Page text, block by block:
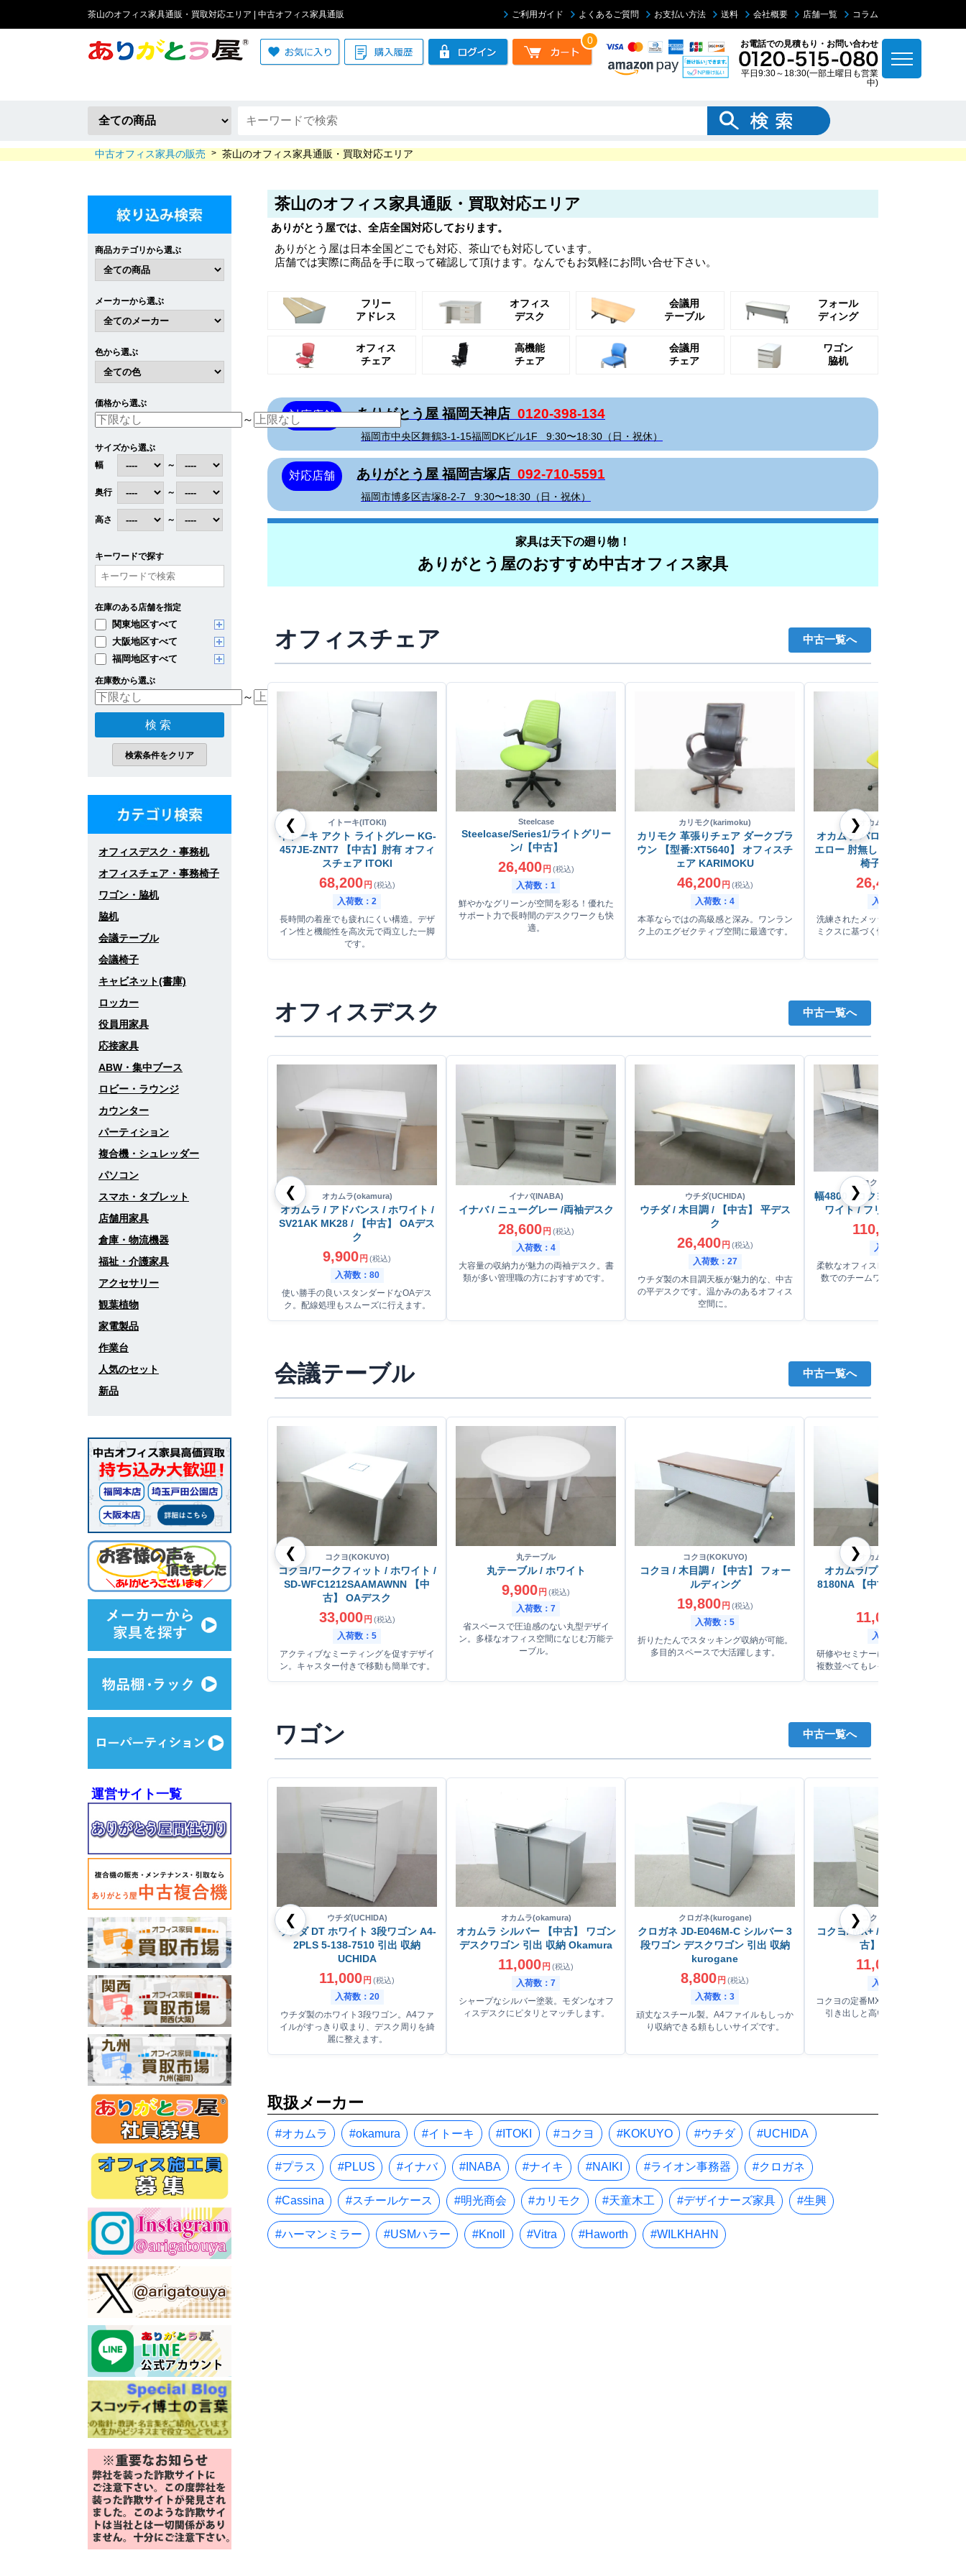
茶山のオフィス家具通販・買取対応エリア | 中古オフィス家具通販 ご利用ガイド よくあるご質問 お支払い方法 送料 会社概要 店舗一覧 コラム
0 お電話での見積もり・お問い合わせ
平日9:30～18:30(一部土曜日も営業
中)
中古オフィス家具の販売 > 茶山のオフィス家具通販・買取対応エリア
茶山のオフィス家具通販・買取対応エリア
ありがとう屋では、全店全国対応しております。
ありがとう屋は日本全国どこでも対応、茶山でも対応しています。
店舗では実際に商品を手に取って確認して頂けます。なんでもお気軽にお問い合せ下さい。
フリー
アドレス
オフィス
デスク
会議用
テーブル
フォール
ディング
オフィス
チェア
高機能
チェア
会議用
チェア
ワゴン
脇机
対応店舗 ありがとう屋 福岡天神店 0120-398-134
福岡市中央区舞鶴3-1-15福岡DKビル1F 9:30〜18:30（日・祝休）
対応店舗 ありがとう屋 福岡吉塚店 092-710-5591
福岡市博多区吉塚8-2-7 9:30〜18:30（日・祝休）
家具は天下の廻り物！
ありがとう屋のおすすめ中古オフィス家具
オフィスチェア 中古一覧へ
❮ ❯
イトーキ(ITOKI)
イトーキ アクト ライトグレー KG-
457JE-ZNT7 【中古】肘有 オフィ
スチェア ITOKI
68,200 円 (税込)
入荷数：2
長時間の着座でも疲れにくい構造。デザ
イン性と機能性を高次元で両立した一脚
です。
Steelcase
Steelcase/Series1/ライトグリー
ン/【中古】
26,400 円 (税込)
入荷数：1
鮮やかなグリーンが空間を彩る！優れた
サポート力で長時間のデスクワークも快
適。
カリモク(karimoku)
カリモク 革張りチェア ダークブラ
ウン 【型番:XT5640】 オフィスチ
ェア KARIMOKU
46,200 円 (税込)
入荷数：4
本革ならではの高級感と深み。ワンラン
ク上のエグゼクティブ空間に最適です。
オカムラ(okamura)
オカムラ バロン CP35DR-1366
エロー 肘無し オフィスチェア 事
椅子 Okamura
26,400
入荷数：16
洗練されたメッシュデザイン。エルゴ
ミクスに基づく快適な座り心地の定番
オフィスデスク 中古一覧へ
❮ ❯
オカムラ(okamura)
オカムラ / アドバンス / ホワイト /
SV21AK MK28 / 【中古】 OAデス
ク
9,900円 (税込)
入荷数：80
使い勝手の良いスタンダードなOAデス
ク。配線処理もスムーズに行えます。
イナバ(INABA)
イナバ / ニューグレー /両袖デスク
28,600円 (税込)
入荷数：4
大容量の収納力が魅力の両袖デスク。書
類が多い管理職の方におすすめです。
ウチダ(UCHIDA)
ウチダ / 木目調 / 【中古】 平デス
ク
26,400円 (税込)
入荷数：27
ウチダ製の木目調天板が魅力的な、中古
の平デスクです。温かみのあるオフィス
空間に。
コクヨ(KOKUYO)
幅4800 / コクヨ / ワークビスタ /
ワイト / フリーアドレスデスク
110,000
入荷数：2
柔軟なオフィスレイアウトを実現。多
数でのチームワークに適した大型デ
会議テーブル 中古一覧へ
❮ ❯
コクヨ(KOKUYO)
コクヨ/ワークフィット / ホワイト /
SD-WFC1212SAAMAWNN 【中
古】 OAデスク
33,000円 (税込)
入荷数：5
アクティブなミーティングを促すデザイ
ン。キャスター付きで移動も簡単です。
丸テーブル
丸テーブル / ホワイト
9,900円 (税込)
入荷数：7
省スペースで圧迫感のない丸型デザイ
ン。多様なオフィス空間になじむ万能テ
ーブル。
コクヨ(KOKUYO)
コクヨ / 木目調 / 【中古】 フォー
ルディング
19,800円 (税込)
入荷数：5
折りたたんでスタッキング収納が可能。
多目的スペースで大活躍します。
オカムラ(okamura)
オカムラ/プロスタック/木目調/
8180NA 【中古】 フォールディ
11,000
入荷数：33
研修やセミナーに便利な小型テーブル
複数並べてもレイアウトしやすい設計
ワゴン 中古一覧へ
❮ ❯
ウチダ(UCHIDA)
ウチダ DT ホワイト 3段ワゴン A4-
2PLS 5-138-7510 引出 収納
UCHIDA
11,000 円 (税込)
入荷数：20
ウチダ製のホワイト3段ワゴン。A4ファ
イルがすっきり収まり、デスク周りを綺
麗に整えます。
オカムラ(okamura)
オカムラ シルバー 【中古】 ワゴン
デスクワゴン 引出 収納 Okamura
11,000 円 (税込)
入荷数：7
シャープなシルバー塗装。モダンなオフ
ィスデスクにピタリとマッチします。
クロガネ(kurogane)
クロガネ JD-E046M-C シルバー 3
段ワゴン デスクワゴン 引出 収納
kurogane
8,800 円 (税込)
入荷数：3
頑丈なスチール製。A4ファイルもしっか
り収納できる頼もしいサイズです。
コクヨ(KOKUYO)
コクヨ/ MX+ / ニューグレー / 【
古】 3段ワゴン
11,000
入荷数：32
コクヨの定番MX+シリーズ。スムーズ
引き出しと高い耐久性が自慢です。
取扱メーカー
#オカムラ #okamura #イトーキ #ITOKI #コクヨ #KOKUYO #ウチダ #UCHIDA
#プラス #PLUS #イナバ #INABA #ナイキ #NAIKI #ライオン事務器 #クロガネ
#Cassina #スチールケース #明光商会 #カリモク #天童木工 #デザイナーズ家具 #生興
#ハーマンミラー #USMハラー #Knoll #Vitra #Haworth #WILKHAHN
商品カテゴリから選ぶ
メーカーから選ぶ
色から選ぶ
価格から選ぶ
～
サイズから選ぶ
幅
～
奥行 ～
高さ ～
キーワードで探す
在庫のある店舗を指定
関東地区すべて
大阪地区すべて
福岡地区すべて
在庫数から選ぶ
～
オフィスデスク・事務机
オフィスチェア・事務椅子
ワゴン・脇机
脇机
会議テーブル
会議椅子
キャビネット(書庫)
ロッカー
役員用家具
応接家具
ABW・集中ブース
ロビー・ラウンジ
カウンター
パーティション
複合機・シュレッダー
パソコン
スマホ・タブレット
店舗用家具
倉庫・物流機器
福祉・介護家具
アクセサリー
観葉植物
家電製品
作業台
人気のセット
新品
運営サイト一覧